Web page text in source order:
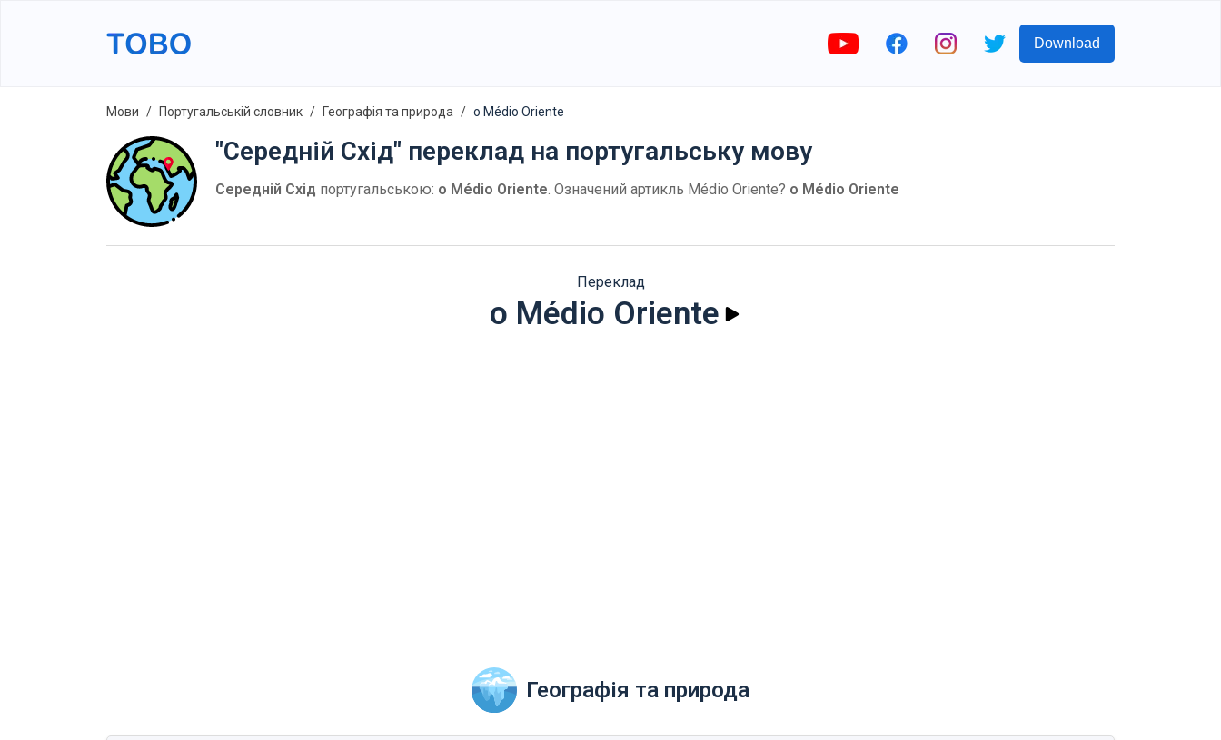
Download
Мови Португальській словник Географія та природа o Médio Oriente
"Cередній Схід" переклад на португальську мову
Cередній Схід португальською: o Médio Oriente. Означений артикль Médio Oriente? o Médio Oriente
Переклад
o Médio Oriente
Географія та природа